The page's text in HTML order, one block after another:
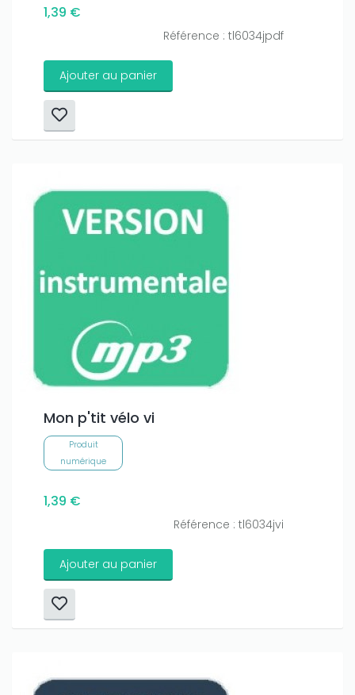
1,39 €
Référence : tl6034jpdf
Ajouter au panier
Mon p'tit vélo vi
Produit
numérique
1,39 €
Référence : tl6034jvi
Ajouter au panier